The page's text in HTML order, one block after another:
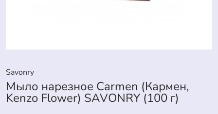
Savonry
Мыло нарезное Carmen (Кармен,
Kenzo Flower) SAVONRY (100 г)